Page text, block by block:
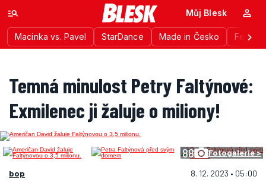
Macinka vs. Pavel StarDance Made in Česko
Můj Blesk
Temná minulost Petry Faltýnové:
Exmilenec ji žaluje o miliony!
88 Fotogalerie >
bop 8. 12. 2023 • 05:00